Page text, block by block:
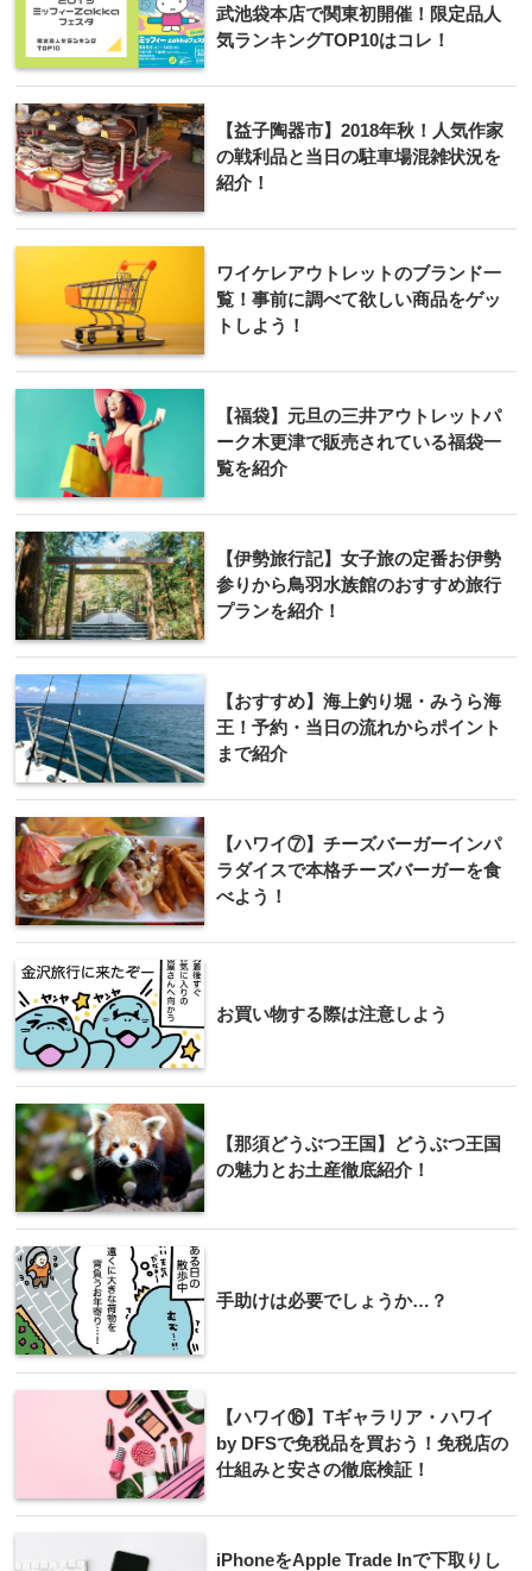
武池袋本店で関東初開催！限定品人
気ランキングTOP10はコレ！
【益子陶器市】2018年秋！人気作家
の戦利品と当日の駐車場混雑状況を
紹介！
ワイケレアウトレットのブランド一
覧！事前に調べて欲しい商品をゲッ
トしよう！
【福袋】元旦の三井アウトレットパ
ーク木更津で販売されている福袋一
覧を紹介
【伊勢旅行記】女子旅の定番お伊勢
参りから鳥羽水族館のおすすめ旅行
プランを紹介！
【おすすめ】海上釣り堀・みうら海
王！予約・当日の流れからポイント
まで紹介
【ハワイ⑦】チーズバーガーインパ
ラダイスで本格チーズバーガーを食
べよう！
お買い物する際は注意しよう
【那須どうぶつ王国】どうぶつ王国
の魅力とお土産徹底紹介！
手助けは必要でしょうか…？
【ハワイ⑯】Tギャラリア・ハワイ
by DFSで免税品を買おう！免税店の
仕組みと安さの徹底検証！
iPhoneをApple Trade Inで下取りし